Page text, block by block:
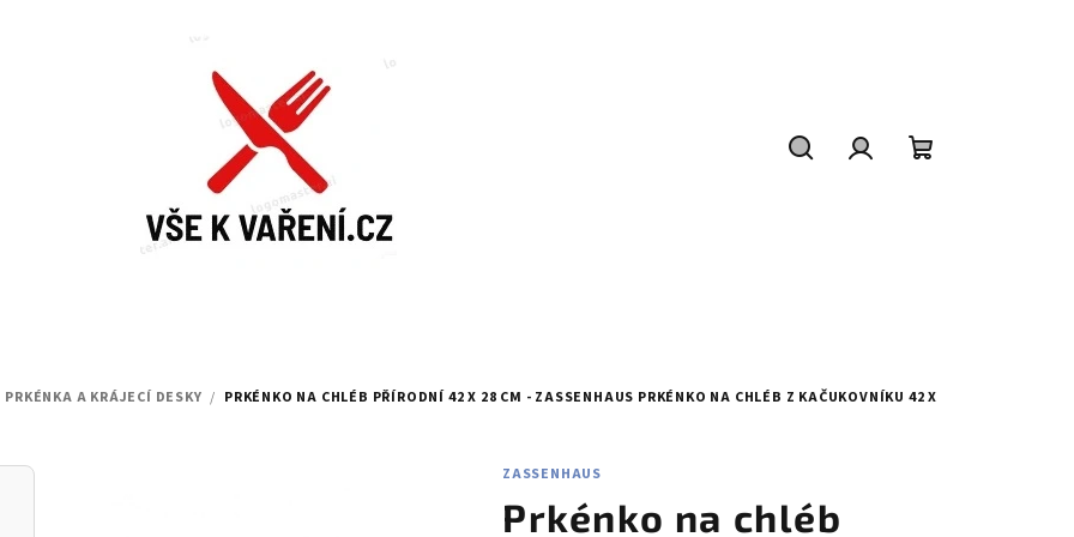
PRKÉNKA A KRÁJECÍ DESKY / PRKÉNKO NA CHLÉB PŘÍRODNÍ 42 X 28 CM - ZASSENHAUS PRKÉNKO NA CHLÉB Z KAČUKOVNÍKU 42 X
ZASSENHAUS
Prkénko na chléb